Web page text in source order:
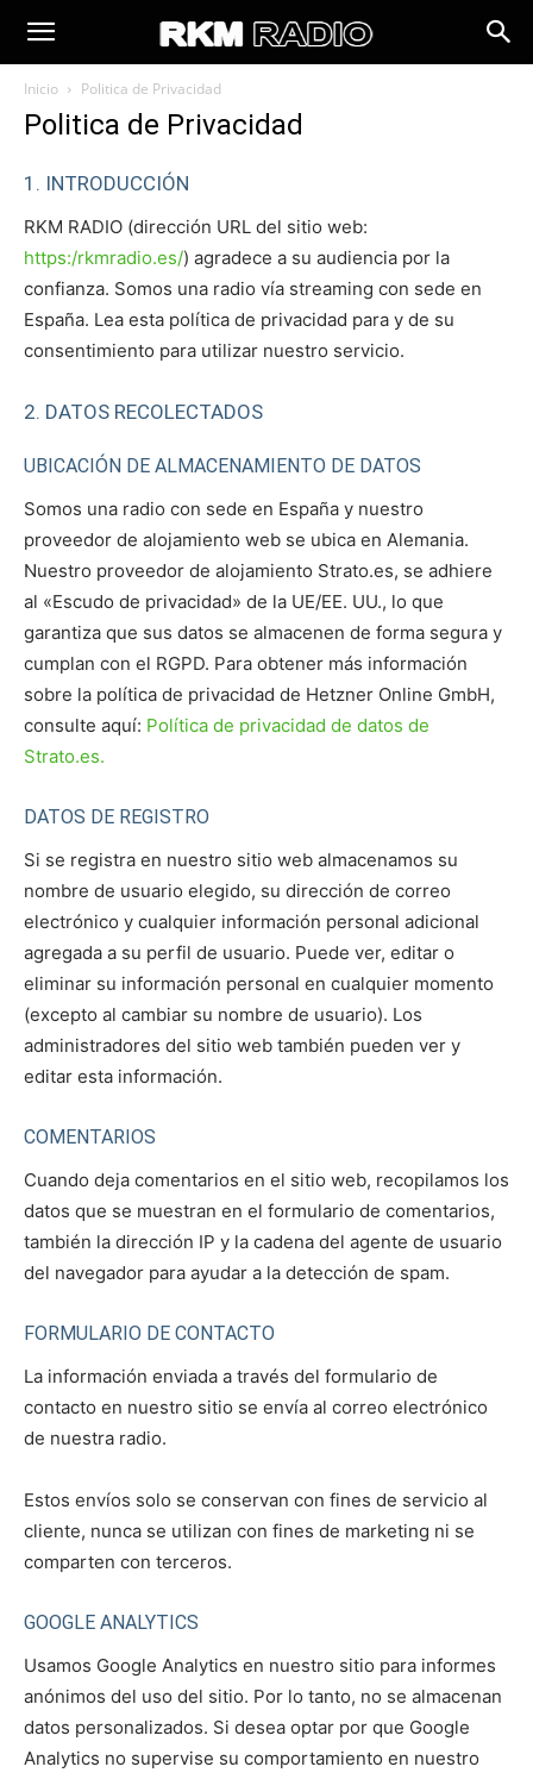
Inicio Politica de Privacidad
Politica de Privacidad
1. INTRODUCCIÓN
RKM RADIO (dirección URL del sitio web:
https:/rkmradio.es/) agradece a su audiencia por la
confianza. Somos una radio vía streaming con sede en
España. Lea esta política de privacidad para y de su
consentimiento para utilizar nuestro servicio.
2. DATOS RECOLECTADOS
UBICACIÓN DE ALMACENAMIENTO DE DATOS
Somos una radio con sede en España y nuestro
proveedor de alojamiento web se ubica en Alemania.
Nuestro proveedor de alojamiento Strato.es, se adhiere
al «Escudo de privacidad» de la UE/EE. UU., lo que
garantiza que sus datos se almacenen de forma segura y
cumplan con el RGPD. Para obtener más información
sobre la política de privacidad de Hetzner Online GmbH,
consulte aquí: Política de privacidad de datos de
Strato.es.
DATOS DE REGISTRO
Si se registra en nuestro sitio web almacenamos su
nombre de usuario elegido, su dirección de correo
electrónico y cualquier información personal adicional
agregada a su perfil de usuario. Puede ver, editar o
eliminar su información personal en cualquier momento
(excepto al cambiar su nombre de usuario). Los
administradores del sitio web también pueden ver y
editar esta información.
COMENTARIOS
Cuando deja comentarios en el sitio web, recopilamos los
datos que se muestran en el formulario de comentarios,
también la dirección IP y la cadena del agente de usuario
del navegador para ayudar a la detección de spam.
FORMULARIO DE CONTACTO
La información enviada a través del formulario de
contacto en nuestro sitio se envía al correo electrónico
de nuestra radio.
Estos envíos solo se conservan con fines de servicio al
cliente, nunca se utilizan con fines de marketing ni se
comparten con terceros.
GOOGLE ANALYTICS
Usamos Google Analytics en nuestro sitio para informes
anónimos del uso del sitio. Por lo tanto, no se almacenan
datos personalizados. Si desea optar por que Google
Analytics no supervise su comportamiento en nuestro